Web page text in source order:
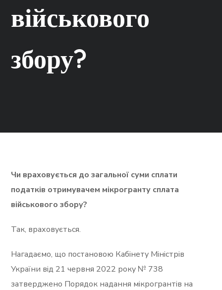
військового
збору?
Чи враховується до загальної суми сплати
податків отримувачем мікрогранту сплата
військового збору?
Так, враховується.
Нагадаємо, що постановою Кабінету Міністрів
України від 21 червня 2022 року № 738
затверджено Порядок надання мікрогрантів на